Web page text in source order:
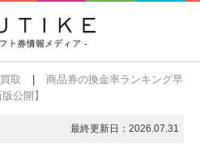
取
商品券の換金率ランキング早
公開】
最終更新日： 2026.07.31